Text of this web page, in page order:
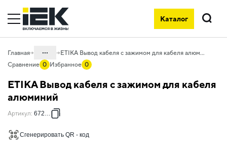
Каталог
Поиск
Главная ...
06. Изделия электроустановочные,
удлинители и силовые разъемы
06.01 Электроустановочные изделия
06.01.13 Электроустановочные
ETIKA Вывод кабеля с зажимом для кабеля алюминий
Сравнение 0 Избранное 0
ETIKA Вывод кабеля с зажимом для кабеля
алюминий
Артикул: 672429
Сгенерировать QR - код